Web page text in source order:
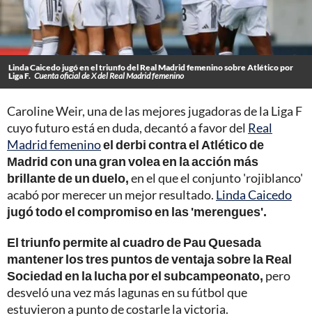
Linda Caicedo jugó en el triunfo del Real Madrid femenino sobre Atlético por
Liga F. Cuenta oficial de X del Real Madrid femenino
Caroline Weir, una de las mejores jugadoras de la Liga F
cuyo futuro está en duda, decantó a favor del Real
Madrid femeninoel derbi contra el Atlético de
Madrid con una gran volea en la acción más
brillante de un duelo,en el que el conjunto 'rojiblanco'
acabó por merecer un mejor resultado. Linda Caicedo
jugó todo el compromiso en las 'merengues'.
El triunfo permite al cuadro de Pau Quesada
mantener los tres puntos de ventaja sobre la Real
Sociedad en la lucha por el subcampeonato, pero
desveló una vez más lagunas en su fútbol que
estuvieron a punto de costarle la victoria.